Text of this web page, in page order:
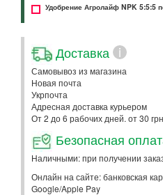
Удобрение Агролайф NPK 5:5:5
Доставка i
Самовывоз из магазина
Новая почта
Укрпочта
Адресная доставка курьером
От 2 до 6 рабочих дней. от 30
Безопасная
Наличными: при получении
Онлайн на сайте: банковская
Google/Apple Pay